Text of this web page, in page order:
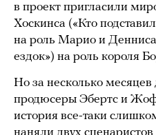
в проект пригласили
Хоскинса («Кто
на роль Марио и
ездок») на роль короля
Но за несколько месяцев
продюсеры Эбертс и
история все-таки